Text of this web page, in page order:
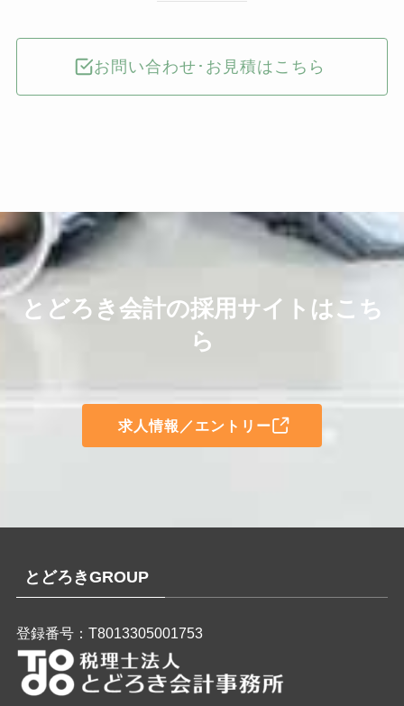
お問い合わせ･お見積はこちら
とどろき会計の採用サイトはこち
ら
求人情報／エントリー
とどろきGROUP
登録番号：T8013305001753